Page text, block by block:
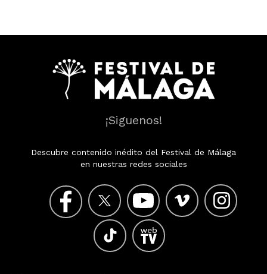
¡Siguenos!
Descubre contenido inédito del Festival de Málaga
en nuestras redes sociales